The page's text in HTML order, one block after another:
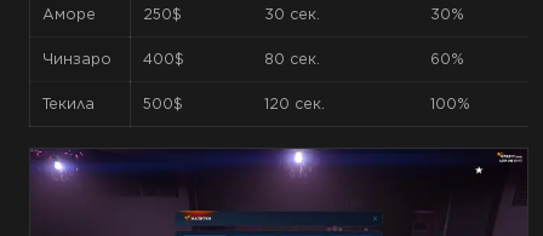
Аморе 250$ 30 сек. 30%
Чинзаро 400$ 80 сек. 60%
Текила 500$ 120 сек. 100%